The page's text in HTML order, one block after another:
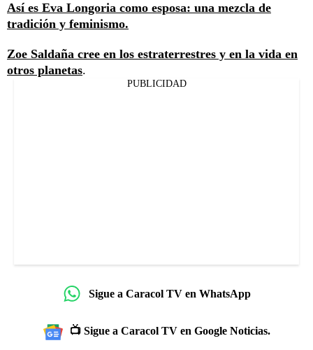
Así es Eva Longoria como esposa: una mezcla de
tradición y feminismo.
Zoe Saldaña cree en los estraterrestres y en la vida en
otros planetas.
PUBLICIDAD
Sigue a Caracol TV en WhatsApp
📺 Sigue a Caracol TV en Google Noticias.